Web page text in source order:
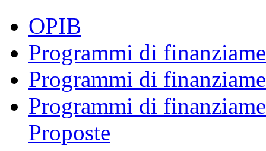
OPIB
Programmi di
Programmi di
Programmi di
Proposte